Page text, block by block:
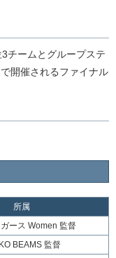
チームとグループステ
開催されるファイナル
所属
ース Women 監督
BEAMS 監督